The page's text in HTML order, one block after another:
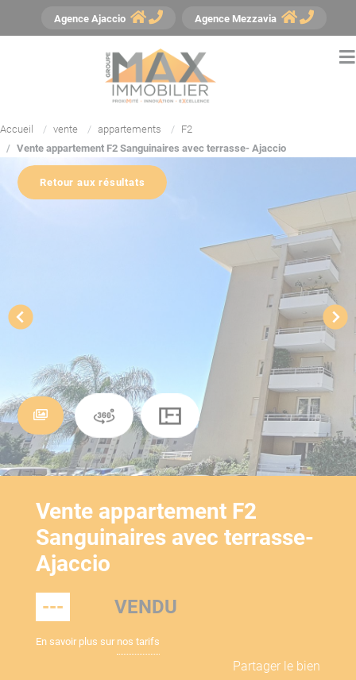
Agence Ajaccio Agence Mezzavia
Accueil vente appartements
F2
Vente appartement F2 Sanguinaires avec terrasse- Ajaccio
Retour aux résultats
Vente appartement F2
Sanguinaires avec terrasse-
Ajaccio
--- VENDU
En savoir plus sur nos tarifs
Partager le bien
Panneau de gestion des cookies